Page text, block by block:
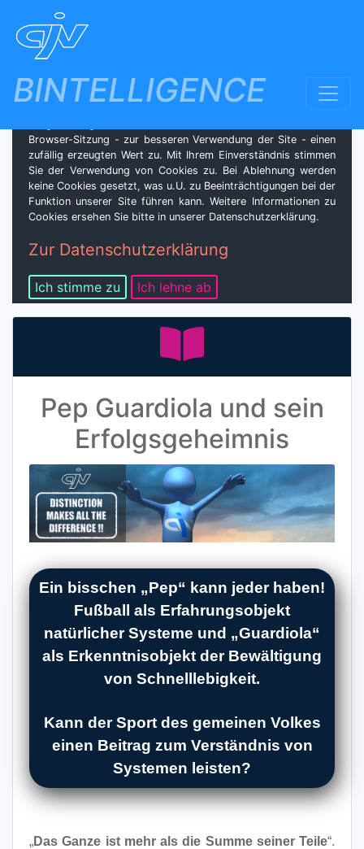
BINTELLIGENCE
GDPR/DSGVO - Datenschutz & Cookies
Browser-Sitzung - zur besseren Verwendung der Site - einen
zufällig erzeugten Wert zu. Mit Ihrem Einverständnis stimmen
Sie der Verwendung von Cookies zu. Bei Ablehnung werden
keine Cookies gesetzt, was u.U. zu Beeinträchtigungen bei der
Funktion unserer Site führen kann. Weitere Informationen zu
Cookies ersehen Sie bitte in unserer Datenschutzerklärung.
Zur Datenschutzerklärung
Ich stimme zu Ich lehne ab
Pep Guardiola und sein
Erfolgsgeheimnis
Ein bisschen „Pep“ kann jeder haben!
Fußball als Erfahrungsobjekt
natürlicher Systeme und „Guardiola“
als Erkenntnisobjekt der Bewältigung
von Schnelllebigkeit.
Kann der Sport des gemeinen Volkes
einen Beitrag zum Verständnis von
Systemen leisten?
„Das Ganze ist mehr als die Summe seiner Teile“.